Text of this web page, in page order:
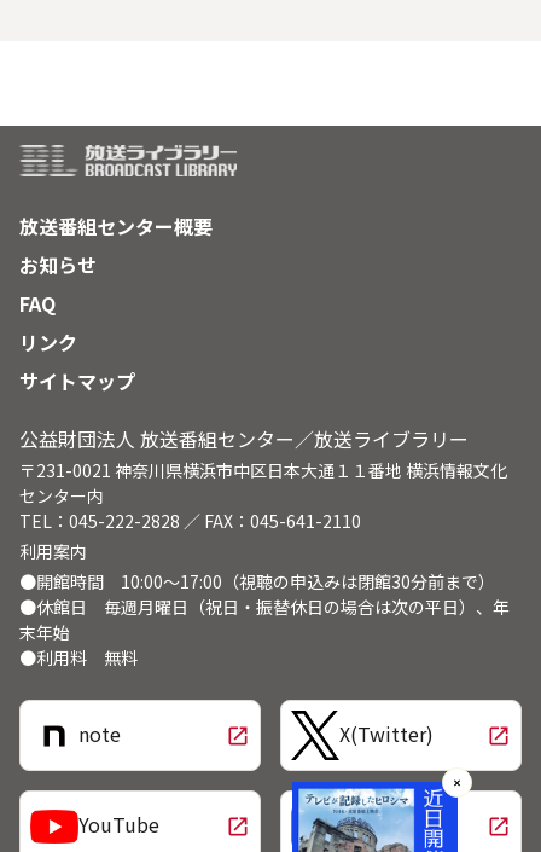
放送番組センター概要
お知らせ
FAQ
リンク
サイトマップ
公益財団法人 放送番組センター／放送ライブラリー
〒231-0021 神奈川県横浜市中区日本大通１１番地 横浜情報文化
センター内
TEL：045-222-2828 ／ FAX：045-641-2110
利用案内
●開館時間 10:00～17:00（視聴の申込みは閉館30分前まで）
●休館日 毎週月曜日（祝日・振替休日の場合は次の平日）、年
末年始
●利用料 無料
note open_in_new X(Twitter) open_in_new
YouTube open_in_new LINE open_in_new
✕